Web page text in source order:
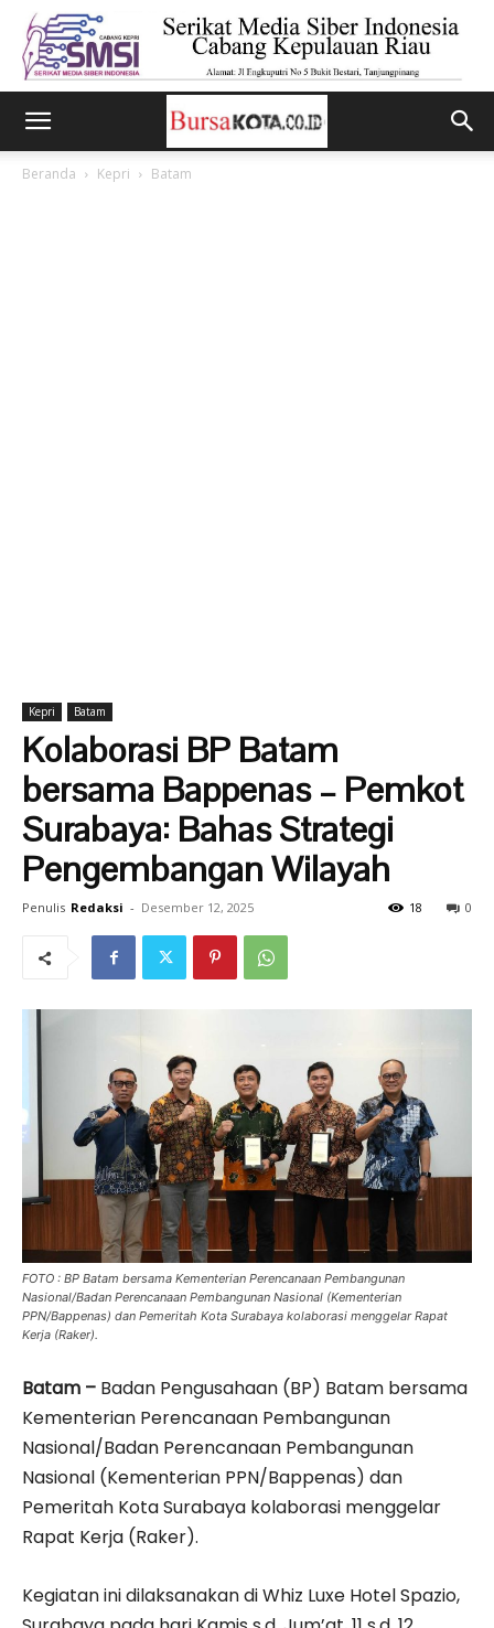
Beranda Kepri Batam
Kepri Batam
Kolaborasi BP Batam
bersama Bappenas – Pemkot
Surabaya: Bahas Strategi
Pengembangan Wilayah
Penulis Redaksi - Desember 12, 2025 0
18
FOTO : BP Batam bersama Kementerian Perencanaan Pembangunan
Nasional/Badan Perencanaan Pembangunan Nasional (Kementerian
PPN/Bappenas) dan Pemeritah Kota Surabaya kolaborasi menggelar Rapat
Kerja (Raker).
Batam – Badan Pengusahaan (BP) Batam bersama
Kementerian Perencanaan Pembangunan
Nasional/Badan Perencanaan Pembangunan
Nasional (Kementerian PPN/Bappenas) dan
Pemeritah Kota Surabaya kolaborasi menggelar
Rapat Kerja (Raker).
Kegiatan ini dilaksanakan di Whiz Luxe Hotel Spazio,